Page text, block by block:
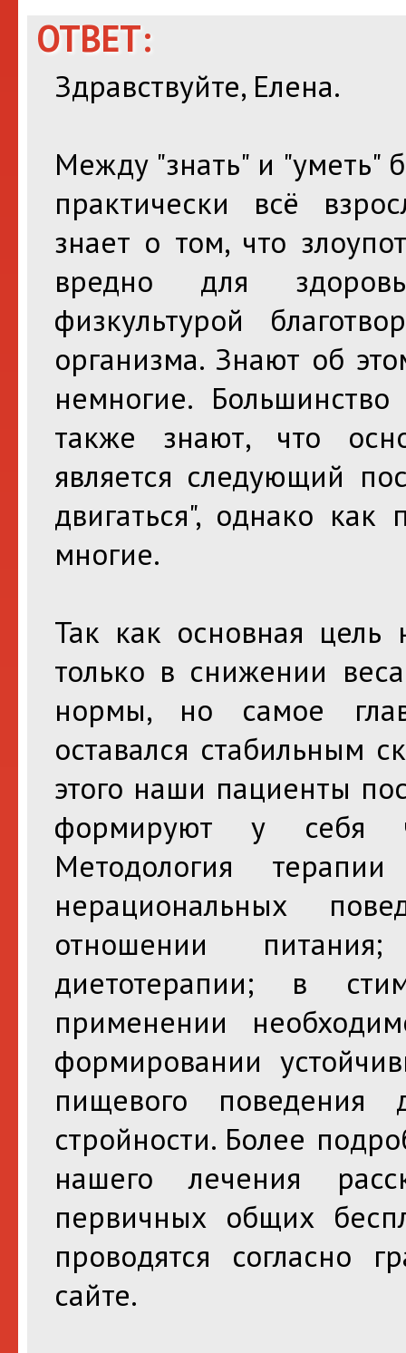
ОТВЕТ:
Здравствуйте, Елена.
Между "знать" и "уметь"
практически всё
знает о том, что
вредно для
физкультурой
организма. Знают об
немногие.
также знают, что
является следующий
двигаться", однако
многие.
Так как основная цель
только в снижении
нормы, но самое
оставался стабильным
этого наши пациенты
формируют у себя
Методология
нерациональных
отношении
диетотерапии; в
применении
формировании
пищевого поведения
стройности. Более
нашего лечения
первичных общих
проводятся согласно
сайте.